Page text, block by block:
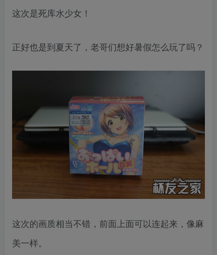
这次是死库水少女！
正好也是到夏天了，老哥们想好暑假怎么玩了吗？
这次的画质相当不错，前面上面可以连起来，像麻
美一样。